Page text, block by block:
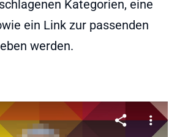
Kategorien, eine
ein Link zur passenden
werden.